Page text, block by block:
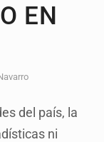
EN
del país, la
ni